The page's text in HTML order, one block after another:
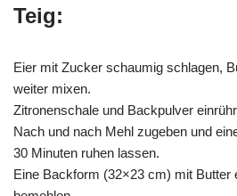
Teig:
Eier mit Zucker schaumig schlagen,
weiter mixen.
Zitronenschale und Backpulver
Nach und nach Mehl zugeben und
30 Minuten ruhen lassen.
Eine Backform (32×23 cm) mit Butter